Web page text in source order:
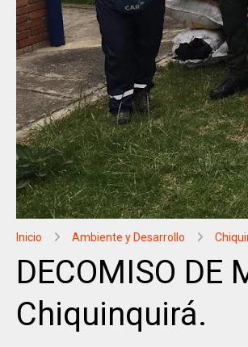
Inicio Ambiente y Desarrollo
DECOMISO DE
Chiquinquirá.